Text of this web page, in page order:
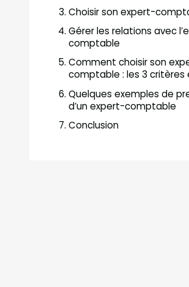
Choisir son expert-
Gérer les relations avec
comptable
Comment choisir son
comptable : les 3 critères
Quelques exemples de
d’un expert-comptable
Conclusion